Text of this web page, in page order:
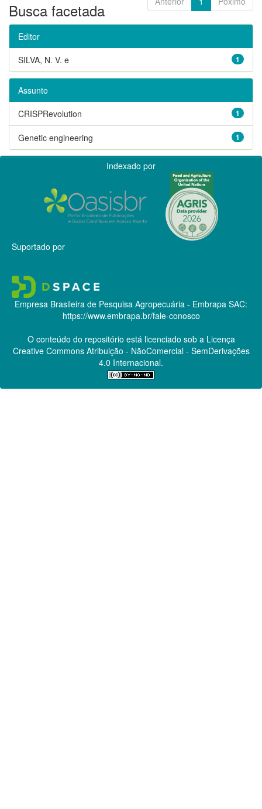
Busca facetada
Editor
1
SILVA, N. V. e
Assunto
1
CRISPRevolution
1
Genetic engineering
Indexado por
Suportado por
Empresa Brasileira de Pesquisa Agropecuária - Embrapa SAC:
https://www.embrapa.br/fale-conosco
O conteúdo do repositório está licenciado sob a Licença
Creative CommonsAtribuição - NãoComercial - SemDerivações
4.0 Internacional.